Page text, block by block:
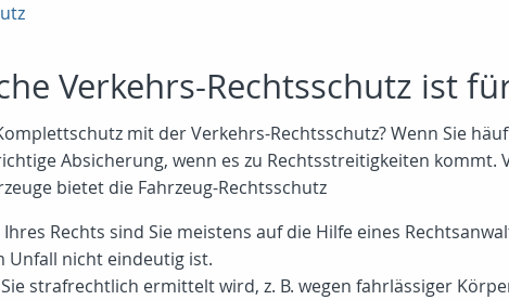
Verkehrs-Rechtsschutz ist
mit der Verkehrs-Rechtsschutz? Wenn Sie
Absicherung, wenn es zu Rechtsstreitigkeiten
bietet die Fahrzeug-Rechtsschutz
Rechts sind Sie meistens auf die Hilfe eines
Unfall nicht eindeutig ist.
strafrechtlich ermittelt wird, z. B. wegen fahrlässiger